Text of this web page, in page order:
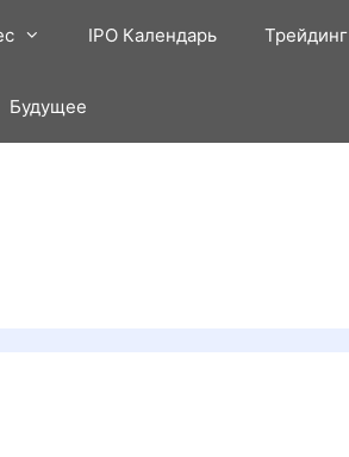
IPO Календарь Трейдинг
Будущее